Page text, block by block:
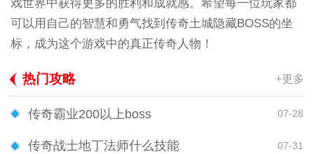
戏世界中获得更多的胜利和成就感。希望每一位玩家都
可以用自己的智慧和勇气找到传奇土城隐藏BOSS的坐
标，成为这个游戏中的真正传奇人物！
热门攻略 +更多
传奇霸业200以上boss 07-28
传奇战士地丁法师什么技能 07-31